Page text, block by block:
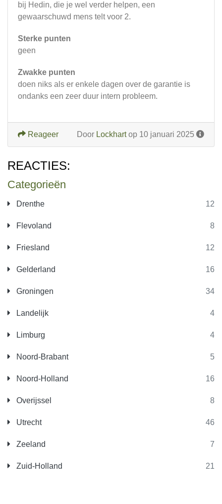
Categorieën
Drenthe 12
Flevoland 8
Friesland 12
Gelderland 16
Groningen 34
Landelijk 4
Limburg 4
Noord-Brabant 5
Noord-Holland 16
Overijssel 8
Utrecht 46
Zeeland 7
Zuid-Holland 21
bij Hedin, die je wel verder helpen, een
gewaarschuwd mens telt voor 2.
Sterke punten
geen
Zwakke punten
doen niks als er enkele dagen over de garantie is
ondanks een zeer duur intern probleem.
Door Lockhartop 10 januari 2025
Reageer
REACTIES: